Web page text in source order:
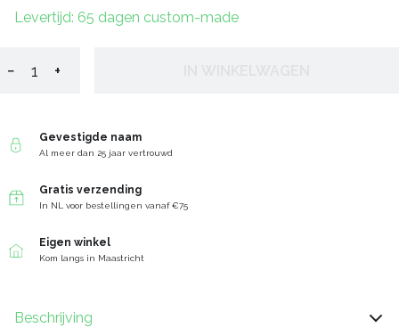
Levertijd: 65 dagen custom-made
− +
Gevestigde naam
Al meer dan 25 jaar vertrouwd
Gratis verzending
In NL voor bestellingen vanaf €75
Eigen winkel
Kom langs in Maastricht
Beschrijving